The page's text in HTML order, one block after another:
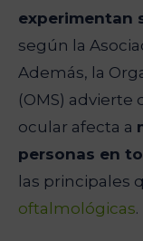
experimentan
según la
Además, la
(OMS)
ocular afecta a
personas en
las principales
oftalmológicas.